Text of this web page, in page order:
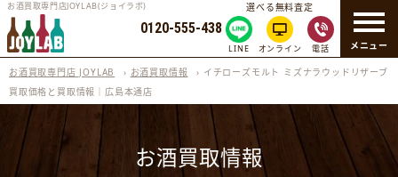
メニュー
お酒買取専門店JOYLAB(ジョイラボ)
0120-555-438
選べる無料査定
LINE オンライン 電話
お酒買取専門店 JOYLAB › お酒買取情報 › イチローズモルト ミズナラウッドリザーブ
買取価格と買取情報｜広島本通店
お酒買取情報